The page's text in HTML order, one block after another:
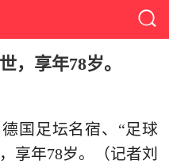
，享年78岁。
国足坛名宿、“足球
享年78岁。（记者刘